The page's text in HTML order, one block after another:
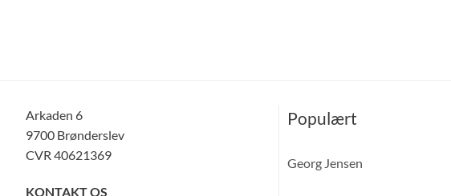
Arkaden 6
9700 Brønderslev
CVR 40621369
KONTAKT OS
Populært
Georg Jensen